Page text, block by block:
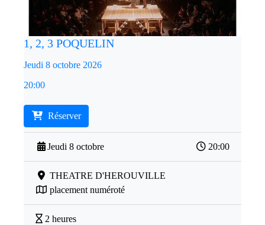
1, 2, 3 POQUELIN
Jeudi 8 octobre 2026
20:00
Réserver
Jeudi 8 octobre 20:00
THEATRE D'HEROUVILLE
placement numéroté
2 heures